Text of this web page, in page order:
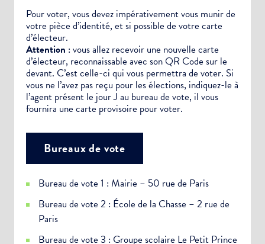
Pour voter, vous devez impérativement vous munir de
votre pièce d’identité, et si possible de votre carte
d’électeur.
Attention : vous allez recevoir une nouvelle carte
d’électeur, reconnaissable avec son QR Code sur le
devant. C’est celle-ci qui vous permettra de voter. Si
vous ne l’avez pas reçu pour les élections, indiquez-le à
l’agent présent le jour J au bureau de vote, il vous
fournira une carte provisoire pour voter.
Bureaux de vote
Bureau de vote 1 : Mairie – 50 rue de Paris
Bureau de vote 2 : École de la Chasse – 2 rue de
Paris
Bureau de vote 3 : Groupe scolaire Le Petit Prince